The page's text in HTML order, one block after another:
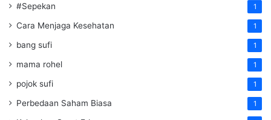
#Sepekan 1
Cara Menjaga Kesehatan 1
bang sufi 1
mama rohel 1
pojok sufi 1
Perbedaan Saham Biasa 1